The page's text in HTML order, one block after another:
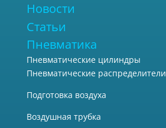
Новости
Статьи
Пневматика
Пневматические цилиндры
Пневматические распределители
Подготовка воздуха
Воздушная трубка